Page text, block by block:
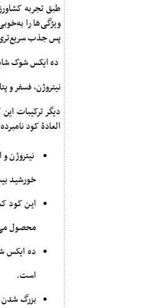
طبق تجربه
ویژگی‌ها را
پس جذب
ده ایکس شوک شامل 10 عنصر مغذی برای گیاهان چغندراست که نشان دهنده
نیتروژن، فسفر و پتاسیم از
دیگر ترکیبات
العادۀ کود
نیتروژن
خورشید
این کود
محصول
ده ایکس
است.
بزرگ شدن